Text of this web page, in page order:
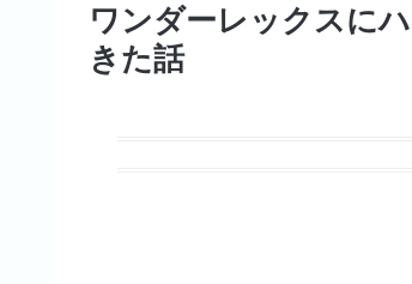
ワンダーレックスに
きた話